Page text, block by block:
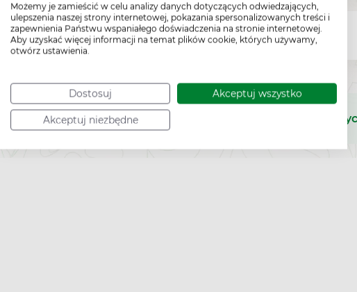
Możemy je zamieścić w celu analizy danych dotyczących odwiedzających,
ulepszenia naszej strony internetowej, pokazania spersonalizowanych treści i
zapewnienia Państwu wspaniałego doświadczenia na stronie internetowej.
Aby uzyskać więcej informacji na temat plików cookie, których używamy,
otwórz ustawienia.
Dostosuj Akceptuj wszystko
Akceptuj niezbędne To jest wyrób